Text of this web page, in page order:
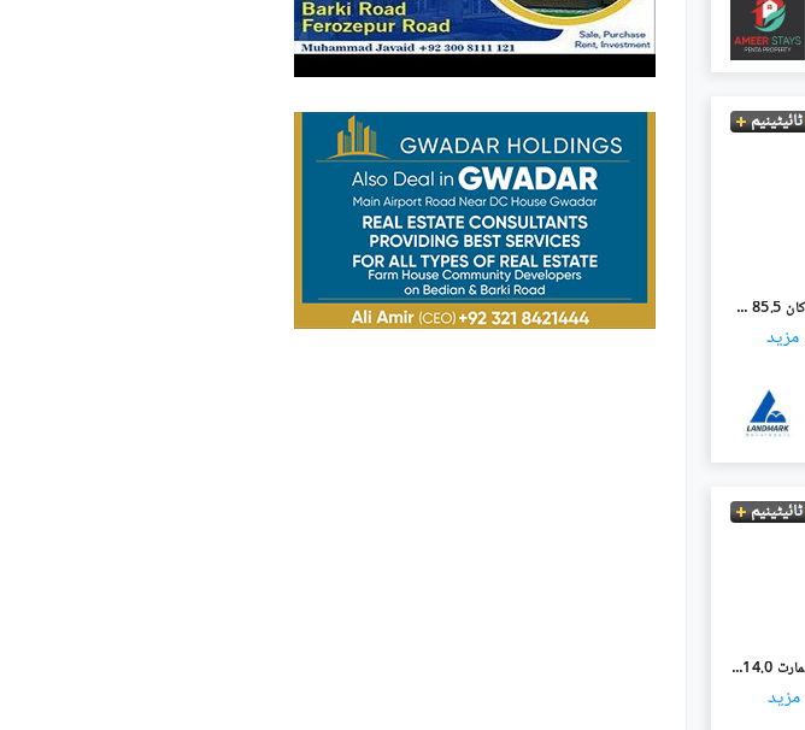
ٹائیٹینیم
بحریہ ٹاؤن سیکٹر ای بحریہ ٹاؤن,لاہور میں 1 مرلہ Studio دکان 85.5 لاکھ میں برائے فروخت۔
مزید
ٹائیٹینیم
بحریہ ٹاؤن سیکٹر ای بحریہ ٹاؤن,لاہور میں 5 مرلہ Studio عمارت 14.0 کروڑ میں برائے فروخت۔
مزید